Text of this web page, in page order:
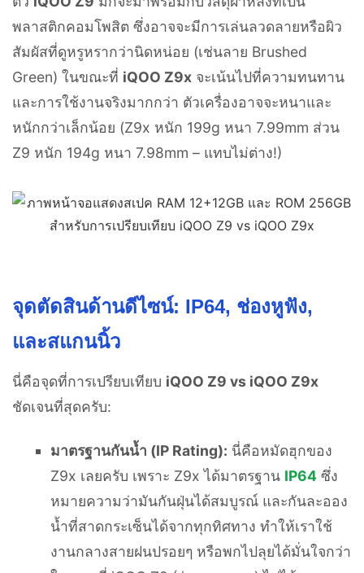
พลาสติกคอมโพสิต ซึ่งอาจจะมีการเล่นลวดลายหรือผิว
สัมผัสที่ดูหรูหรากว่านิดหน่อย (เช่นลาย Brushed
Green) ในขณะที่ iQOO Z9x จะเน้นไปที่ความทนทาน
และการใช้งานจริงมากกว่า ตัวเครื่องอาจจะหนาและ
หนักกว่าเล็กน้อย (Z9x หนัก 199g หนา 7.99mm ส่วน
Z9 หนัก 194g หนา 7.98mm – แทบไม่ต่าง!)
จุดตัดสินด้านดีไซน์: IP64, ช่องหูฟัง,
และสแกนนิ้ว
นี่คือจุดที่การเปรียบเทียบ iQOO Z9 vs iQOO Z9x
ชัดเจนที่สุดครับ:
มาตรฐานกันน้ำ (IP Rating): นี่คือหมัดฮุกของ
Z9x เลยครับ เพราะ Z9x ได้มาตรฐาน IP64ซึ่ง
หมายความว่ามันกันฝุ่นได้สมบูรณ์ และกันละออง
น้ำที่สาดกระเซ็นได้จากทุกทิศทาง ทำให้เราใช้
งานกลางสายฝนปรอยๆ หรือพกไปลุยได้มั่นใจกว่า